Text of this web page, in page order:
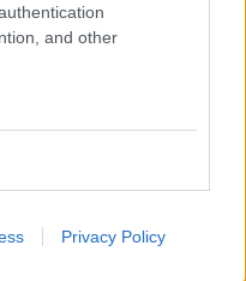
and other
Privacy Policy
πολίτες,
εμβόλια